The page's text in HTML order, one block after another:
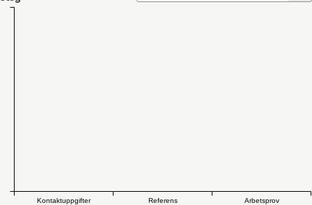
Kontaktuppgifter Referens Arbetsprov